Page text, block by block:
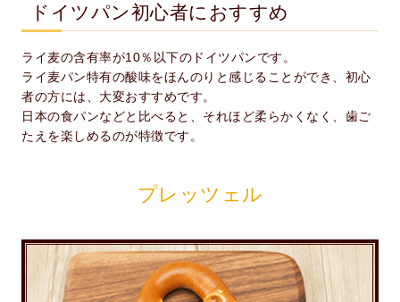
ドイツパン初心者におすすめ
ライ麦の含有率が10％以下のドイツパンです。
ライ麦パン特有の酸味をほんのりと感じることができ、初心
者の方には、大変おすすめです。
日本の食パンなどと比べると、それほど柔らかくなく、歯ご
たえを楽しめるのが特徴です。
プレッツェル